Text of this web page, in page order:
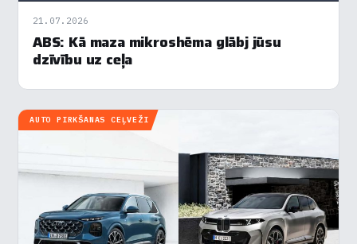
21.07.2026
ABS: Kā maza mikroshēma glābj jūsu
dzīvību uz ceļa
AUTO PIRKŠANAS CEĻVEŽI